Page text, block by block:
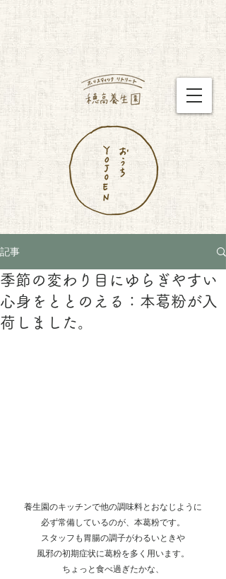
記事
季節の変わり目にゆらぎやすい
心身をととのえる：本葛粉が入
荷しました。
養生園のキッチンで他の調味料とおなじように
必ず常備しているのが、本葛粉です。
スタッフも胃腸の調子がわるいときや
風邪の初期症状に葛粉を多く用います。
ちょっと食べ過ぎたかな、